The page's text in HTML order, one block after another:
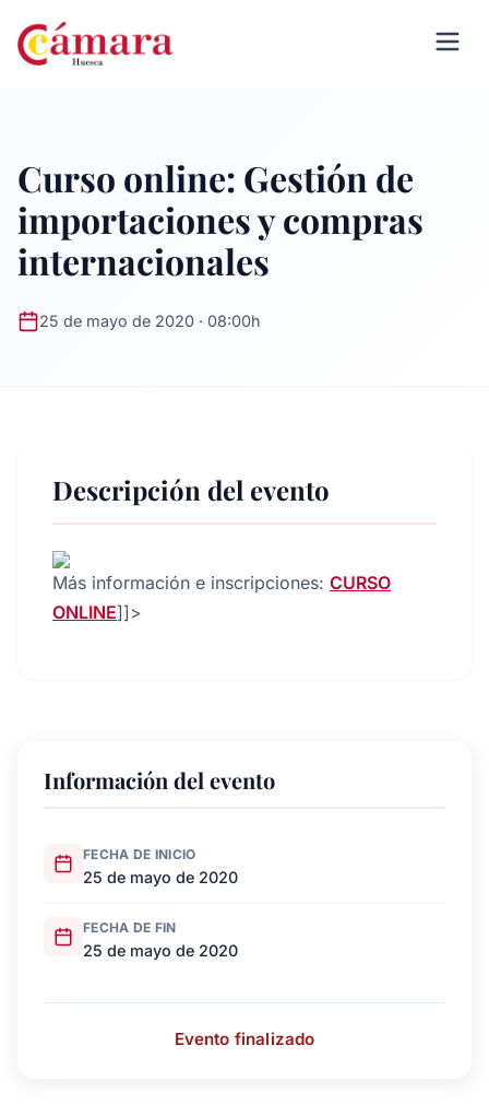
Curso online: Gestión de
importaciones y compras
internacionales
25 de mayo de 2020 · 08:00h
Descripción del evento
Más información e inscripciones: CURSO
ONLINE]]>
Información del evento
FECHA DE INICIO
25 de mayo de 2020
FECHA DE FIN
25 de mayo de 2020
Evento finalizado